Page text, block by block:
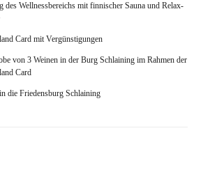
des Wellnessbereichs mit finnischer Sauna und Relax-
Card mit Vergünstigungen
von 3 Weinen in der Burg Schlaining im Rahmen der
Card
die Friedensburg Schlaining